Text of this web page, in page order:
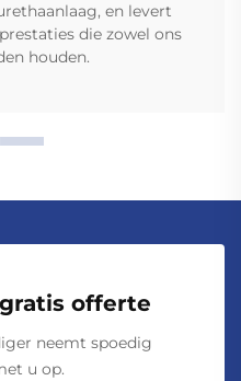
en levert
die zowel ons
houden.
offerte
neemt spoedig
u op.